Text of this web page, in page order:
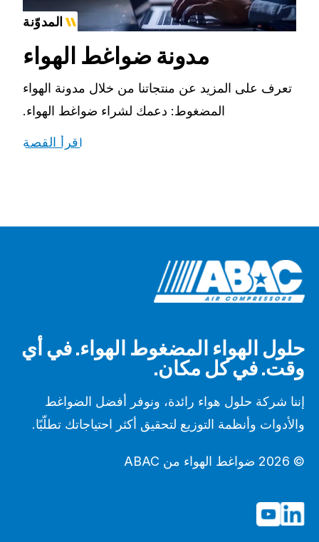
المدوّنة
مدونة ضواغط الهواء
تعرف على المزيد عن منتجاتنا من خلال مدونة الهواء
المضغوط: دعمك لشراء ضواغط الهواء.
اقرأ القصة
حلول الهواء المضغوط الهواء. في أي
وقت. في كل مكان.
إننا شركة حلول هواء رائدة، ونوفر أفضل الضواغط
والأدوات وأنظمة التوزيع لتحقيق أكثر احتياجاتك تطلّبًا.
© 2026 ضواغط الهواء من ABAC